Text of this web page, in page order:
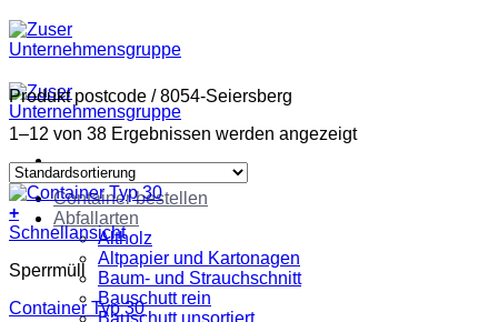
Zum
Inhalt
springen
Container bestellen
Abfallarten
Altholz
Altpapier und Kartonagen
Baum- und Strauchschnitt
Bauschutt rein
Bauschutt unsortiert
Produkt postcode /8054-Seiersberg
1–12 von 38 Ergebnissen werden angezeigt
+
Schnellansicht
Sperrmüll
Container Typ 30